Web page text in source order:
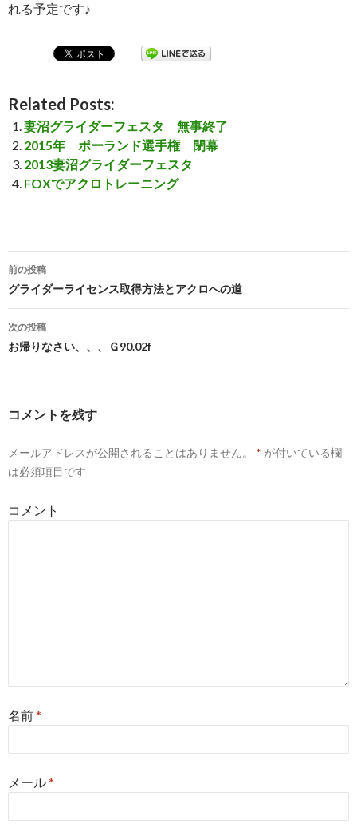
れる予定です♪
Related Posts:
妻沼グライダーフェスタ 無事終了
2015年 ポーランド選手権 閉幕
2013妻沼グライダーフェスタ
FOXでアクロトレーニング
投
稿
ナ
ゲ
シ
ン
前の投稿
グライダーライセンス取得方法とアクロへの道
次の投稿
お帰りなさい、、、Ｇ90.02f
コメントを残す
メールアドレスが公開されることはありません。 * が付いている欄
は必須項目です
コメント
名前*
メール*